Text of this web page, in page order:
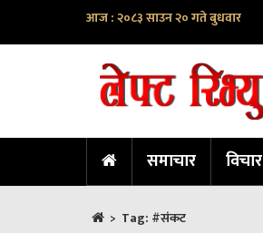
आज : २०८३ साउन २० गते बुधवार
समाचार विचार
> Tag: #संकट